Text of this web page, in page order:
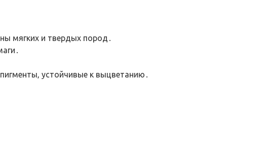
мягких и твердых пород․
устойчивые к выцветанию․